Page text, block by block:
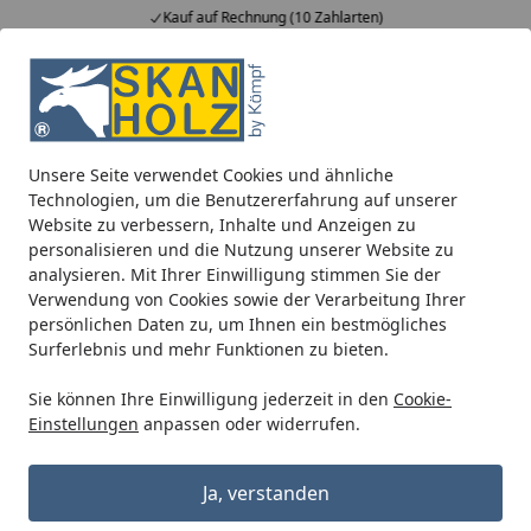
Unsere Seite verwendet Cookies und ähnliche
Technologien, um die Benutzererfahrung auf unserer
Website zu verbessern, Inhalte und Anzeigen zu
personalisieren und die Nutzung unserer Website zu
analysieren. Mit Ihrer Einwilligung stimmen Sie der
Verwendung von Cookies sowie der Verarbeitung Ihrer
persönlichen Daten zu, um Ihnen ein bestmögliches
Surferlebnis und mehr Funktionen zu bieten.
Sie können Ihre Einwilligung jederzeit in den Cookie-
Einstellungen anpassen oder widerrufen.
Ja, verstanden
Kauf auf Rechnung (10 Zahlarten)
Alle Produkte
Mein Konto
Suchen
Startseite
Bestellung wurde zurückgeschickt
Warum wurde meine Bestellung
zurückgeschickt?
Sollte Ihre Bestellung von unserem Versandpartner
wieder an uns zurückgeschickt worden sein, könnte es
an folgenden Gründen liegen:
Die Lieferadresse war unvollständig oder fehlerhaft.
Unser Lieferpartner hatte keinen Zugang zu Ihrer